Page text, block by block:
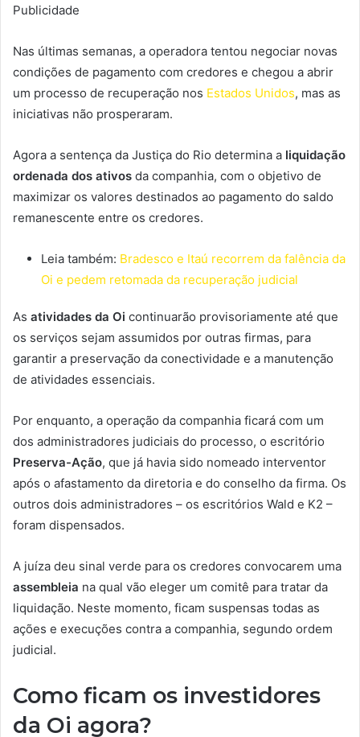
Publicidade
Nas últimas semanas, a operadora tentou negociar novas
condições de pagamento com credores e chegou a abrir
um processo de recuperação nos Estados Unidos, mas as
iniciativas não prosperaram.
Agora a sentença da Justiça do Rio determina a liquidação
ordenada dos ativos da companhia, com o objetivo de
maximizar os valores destinados ao pagamento do saldo
remanescente entre os credores.
Leia também: Bradesco e Itaú recorrem da falência da
Oi e pedem retomada da recuperação judicial
As atividades da Oi continuarão provisoriamente até que
os serviços sejam assumidos por outras firmas, para
garantir a preservação da conectividade e a manutenção
de atividades essenciais.
Por enquanto, a operação da companhia ficará com um
dos administradores judiciais do processo, o escritório
Preserva-Ação, que já havia sido nomeado interventor
após o afastamento da diretoria e do conselho da firma. Os
outros dois administradores – os escritórios Wald e K2 –
foram dispensados.
A juíza deu sinal verde para os credores convocarem uma
assembleia na qual vão eleger um comitê para tratar da
liquidação. Neste momento, ficam suspensas todas as
ações e execuções contra a companhia, segundo ordem
judicial.
Como ficam os investidores
da Oi agora?